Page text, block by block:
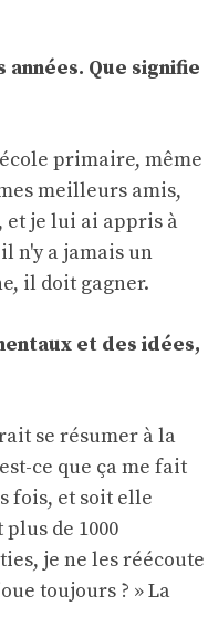
Que signifie
primaire, même
meilleurs amis,
et je lui ai appris à
n'y a jamais un
il doit gagner.
et des idées,
se résumer à la
ce que ça me fait
fois, et soit elle
de 1000
je ne les réécoute
toujours ? » La